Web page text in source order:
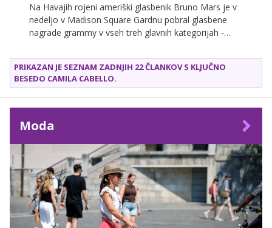
Na Havajih rojeni ameriški glasbenik Bruno Mars je v
nedeljo v Madison Square Gardnu pobral glasbene
nagrade grammy v vseh treh glavnih kategorijah -
ploščo je dobil z 24K Magic, na katerem je tudi
zmagovalna pesem That's What I Like. Katere
zvezdnice pa so si zaslužile nagrado za najlepšo
obleko večera?
PRIKAZAN JE SEZNAM ZADNJIH 22 ČLANKOV S KLJUČNO
BESEDO CAMILA CABELLO.
Moda